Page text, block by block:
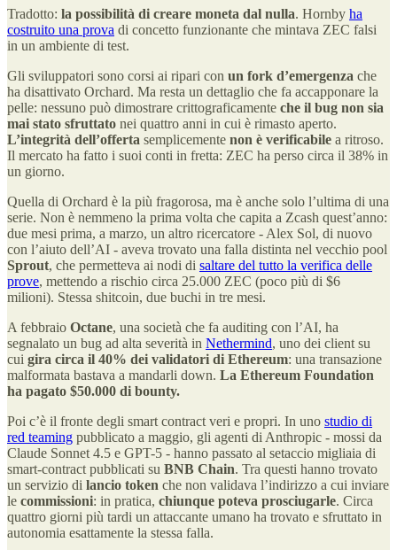
Tradotto: la possibilità di creare moneta dal nulla. Hornby ha
costruito una prova di concetto funzionante che mintava ZEC falsi
in un ambiente di test.
Gli sviluppatori sono corsi ai ripari con un fork d’emergenza che
ha disattivato Orchard. Ma resta un dettaglio che fa accapponare la
pelle: nessuno può dimostrare crittograficamente che il bug non sia
mai stato sfruttato nei quattro anni in cui è rimasto aperto.
L’integrità dell’offerta semplicemente non è verificabile a ritroso.
Il mercato ha fatto i suoi conti in fretta: ZEC ha perso circa il 38% in
un giorno.
Quella di Orchard è la più fragorosa, ma è anche solo l’ultima di una
serie. Non è nemmeno la prima volta che capita a Zcash quest’anno:
due mesi prima, a marzo, un altro ricercatore - Alex Sol, di nuovo
con l’aiuto dell’AI - aveva trovato una falla distinta nel vecchio pool
Sprout, che permetteva ai nodi di saltare del tutto la verifica delle
prove, mettendo a rischio circa 25.000 ZEC (poco più di $6
milioni). Stessa shitcoin, due buchi in tre mesi.
A febbraio Octane, una società che fa auditing con l’AI, ha
segnalato un bug ad alta severità in Nethermind, uno dei client su
cui gira circa il 40% dei validatori di Ethereum: una transazione
malformata bastava a mandarli down. La Ethereum Foundation
ha pagato $50.000 di bounty.
Poi c’è il fronte degli smart contract veri e propri. In uno studio di
red teaming pubblicato a maggio, gli agenti di Anthropic - mossi da
Claude Sonnet 4.5 e GPT-5 - hanno passato al setaccio migliaia di
smart-contract pubblicati su BNB Chain. Tra questi hanno trovato
un servizio di lancio token che non validava l’indirizzo a cui inviare
le commissioni: in pratica, chiunque poteva prosciugarle. Circa
quattro giorni più tardi un attaccante umano ha trovato e sfruttato in
autonomia esattamente la stessa falla.